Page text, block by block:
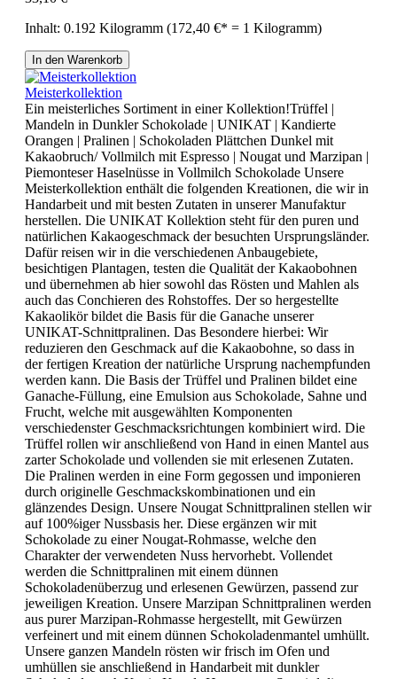
Inhalt: 0.192 Kilogramm (172,40 €* = 1 Kilogramm)
In den Warenkorb
Meisterkollektion
Ein meisterliches Sortiment in einer Kollektion!Trüffel |
Mandeln in Dunkler Schokolade | UNIKAT | Kandierte
Orangen | Pralinen | Schokoladen Plättchen Dunkel mit
Kakaobruch/ Vollmilch mit Espresso | Nougat und Marzipan |
Piemonteser Haselnüsse in Vollmilch Schokolade Unsere
Meisterkollektion enthält die folgenden Kreationen, die wir in
Handarbeit und mit besten Zutaten in unserer Manufaktur
herstellen. Die UNIKAT Kollektion steht für den puren und
natürlichen Kakaogeschmack der besuchten Ursprungsländer.
Dafür reisen wir in die verschiedenen Anbaugebiete,
besichtigen Plantagen, testen die Qualität der Kakaobohnen
und übernehmen ab hier sowohl das Rösten und Mahlen als
auch das Conchieren des Rohstoffes. Der so hergestellte
Kakaolikör bildet die Basis für die Ganache unserer
UNIKAT-Schnittpralinen. Das Besondere hierbei: Wir
reduzieren den Geschmack auf die Kakaobohne, so dass in
der fertigen Kreation der natürliche Ursprung nachempfunden
werden kann. Die Basis der Trüffel und Pralinen bildet eine
Ganache-Füllung, eine Emulsion aus Schokolade, Sahne und
Frucht, welche mit ausgewählten Komponenten
verschiedenster Geschmacksrichtungen kombiniert wird. Die
Trüffel rollen wir anschließend von Hand in einen Mantel aus
zarter Schokolade und vollenden sie mit erlesenen Zutaten.
Die Pralinen werden in eine Form gegossen und imponieren
durch originelle Geschmackskombinationen und ein
glänzendes Design. Unsere Nougat Schnittpralinen stellen wir
auf 100%iger Nussbasis her. Diese ergänzen wir mit
Schokolade zu einer Nougat-Rohmasse, welche den
Charakter der verwendeten Nuss hervorhebt. Vollendet
werden die Schnittpralinen mit einem dünnen
Schokoladenüberzug und erlesenen Gewürzen, passend zur
jeweiligen Kreation. Unsere Marzipan Schnittpralinen werden
aus purer Marzipan-Rohmasse hergestellt, mit Gewürzen
verfeinert und mit einem dünnen Schokoladenmantel umhüllt.
Unsere ganzen Mandeln rösten wir frisch im Ofen und
umhüllen sie anschließend in Handarbeit mit dunkler